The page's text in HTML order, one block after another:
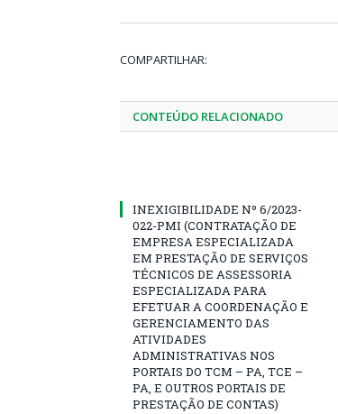
COMPARTILHAR:
CONTEÚDO RELACIONADO
INEXIGIBILIDADE Nº 6/2023-
022-PMI (CONTRATAÇÃO DE
EMPRESA ESPECIALIZADA
EM PRESTAÇÃO DE SERVIÇOS
TÉCNICOS DE ASSESSORIA
ESPECIALIZADA PARA
EFETUAR A COORDENAÇÃO E
GERENCIAMENTO DAS
ATIVIDADES
ADMINISTRATIVAS NOS
PORTAIS DO TCM – PA, TCE –
PA, E OUTROS PORTAIS DE
PRESTAÇÃO DE CONTAS)